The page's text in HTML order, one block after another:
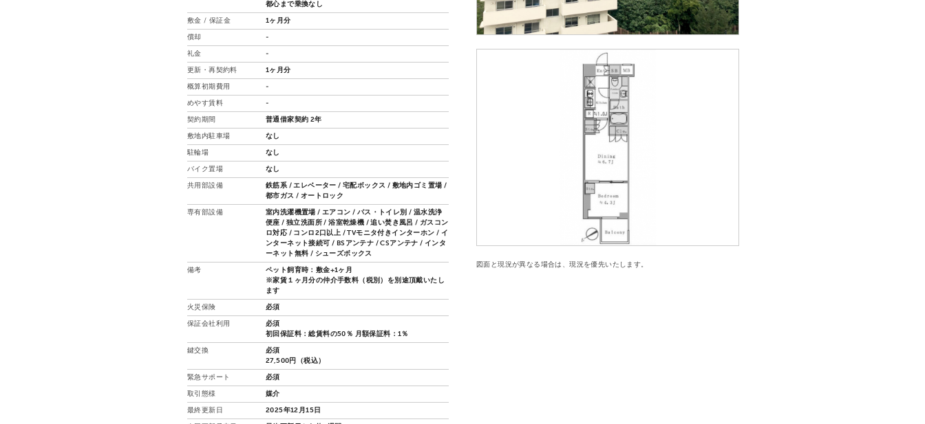
図面と現況が異なる場合は、現況を優先いたします。
都心まで乗換なし
敷金 / 保証金 1ヶ月分
償却 -
礼金 -
更新・再契約料 1ヶ月分
概算初期費用 -
めやす賃料 -
契約期間 普通借家契約 2年
敷地内駐車場 なし
駐輪場 なし
バイク置場 なし
共用部設備
鉄筋系 / エレベーター / 宅配ボックス / 敷地内ゴミ置場 /
都市ガス / オートロック
専有部設備
室内洗濯機置場 / エアコン / バス・トイレ別 / 温水洗浄
便座 / 独立洗面所 / 浴室乾燥機 / 追い焚き風呂 / ガスコン
ロ対応 / コンロ2口以上 / TVモニタ付きインターホン / イ
ンターネット接続可 / BSアンテナ / CSアンテナ / インタ
ーネット無料 / シューズボックス
備考
ペット飼育時：敷金+1ヶ月
※家賃１ヶ月分の仲介手数料（税別）を別途頂戴いたし
ます
火災保険 必須
保証会社利用
必須
初回保証料：総賃料の50％ 月額保証料：1％
鍵交換
必須
27,500円（税込）
緊急サポート 必須
取引態様 媒介
最終更新日 2025年12月15日